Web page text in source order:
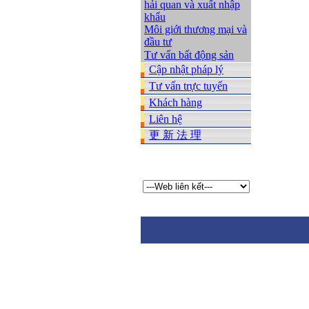
hải quan và xuất nhập
khẩu
Môi giới thương mại và
đầu tư
Tư vấn bất động sản
Cập nhật pháp lý
Tư vấn trực tuyến
Khách hàng
Liên hệ
更 新 法 理